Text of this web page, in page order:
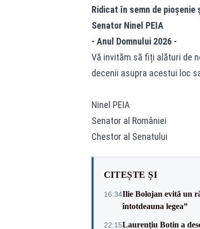
Ridicat în semn de
Senator Ninel PEIA
- Anul Domnului 2026 -
Vă invităm să fiți alături de
decenii asupra acestui loc
Ninel PEIA
Senator al României
Chestor al Senatului
CITEȘTE ȘI
16:34Ilie Bolojan evită un
întotdeauna legea”
22:15Laurențiu Botin a